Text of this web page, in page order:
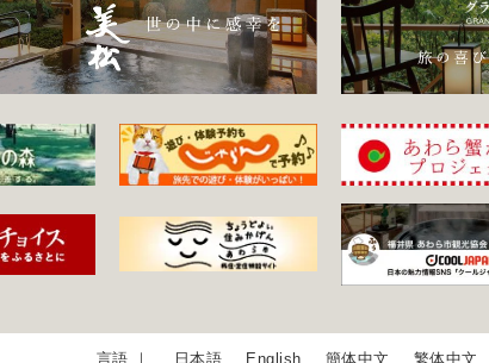
日本語 English 簡体中文 繁体中文